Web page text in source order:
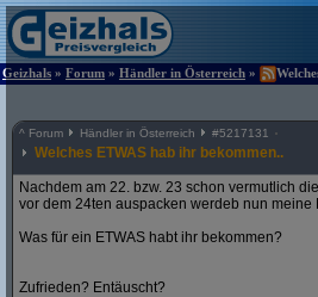
Geizhals » Forum » Händler in Österreich »
^ Forum Händler in Österreich #5217131
Welches ETWAS hab ihr bekommen..
Nachdem am 22. bzw. 23 schon vermutlich
vor dem 24ten auspacken werdeb nun meine
Was für ein ETWAS habt ihr bekommen?
Zufrieden? Entäuscht?